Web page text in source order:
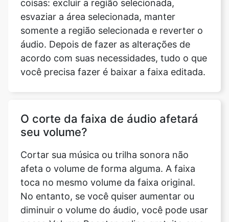
acordo com suas necessidades, tudo o que
você precisa fazer é baixar a faixa editada.
O corte da faixa de áudio afetará
afeta o volume de forma alguma. A faixa
toca no mesmo volume da faixa original.
No entanto, se você quiser aumentar ou
diminuir o volume do áudio, você pode usar
nosso Volume Booster online gratuito ou o
Editor de músicas gratuito.